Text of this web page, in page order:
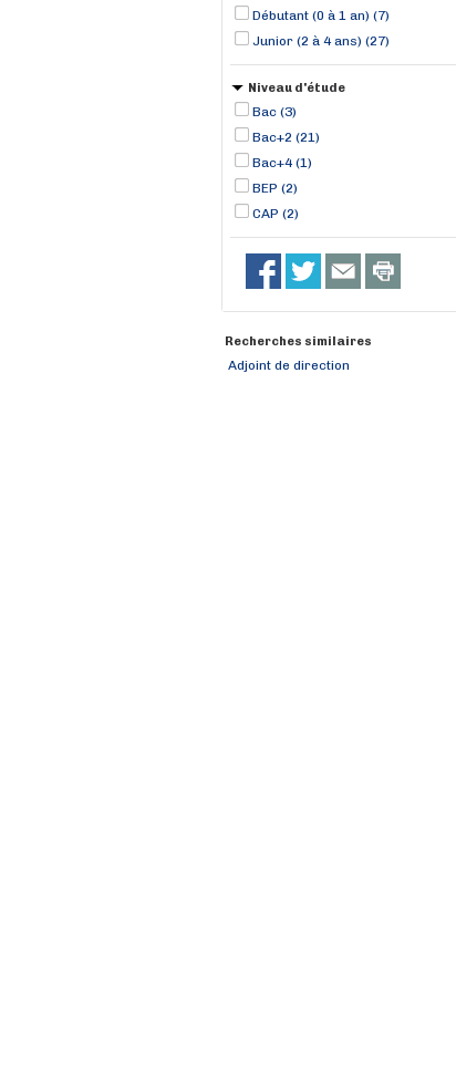
Débutant (0 à 1 an) (7)
Junior (2 à 4 ans) (27)
Niveau d'étude
Bac (3)
Bac+2 (21)
Bac+4 (1)
BEP (2)
CAP (2)
Recherches similaires
Adjoint de direction